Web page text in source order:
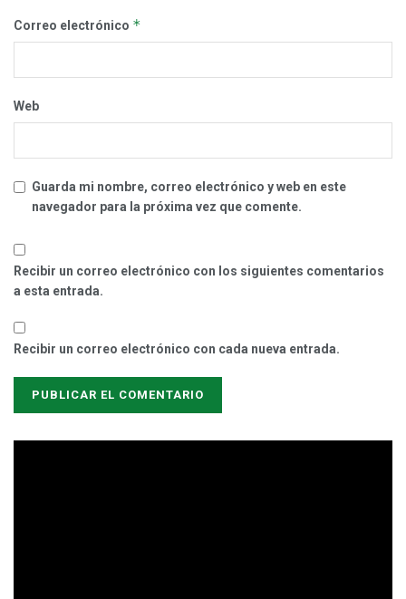
Correo electrónico *
Web
Guarda mi nombre, correo electrónico y web en este
navegador para la próxima vez que comente.
Recibir un correo electrónico con los siguientes comentarios
a esta entrada.
Recibir un correo electrónico con cada nueva entrada.